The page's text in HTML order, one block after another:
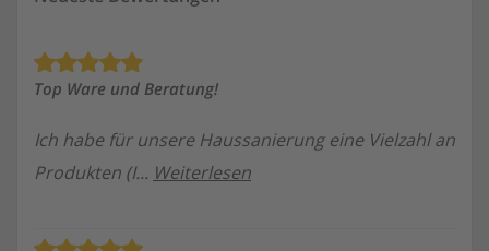
Top Ware und Beratung!
Ich habe für unsere Haussanierung eine Vielzahl an
Produkten (I... Weiterlesen